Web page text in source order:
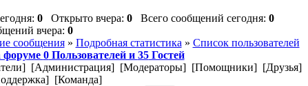
0Открыто вчера: 0Всего сообщений сегодня: 0
вчера: 0
сообщения» Подробная статистика » Список пользователей
форуме 0Пользователей и 35Гостей
[Администрация] [Модераторы] [Помощники] [Друзья]
[Команда]